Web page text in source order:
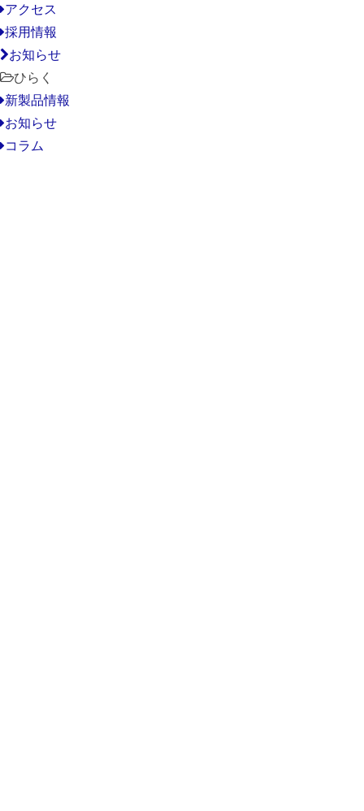
アクセス
採用情報
お知らせ
ひらく
新製品情報
お知らせ
コラム